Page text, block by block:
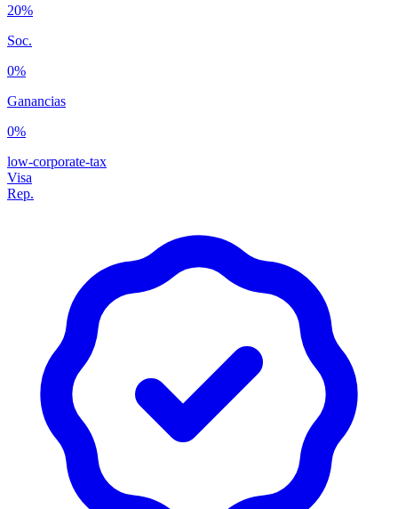
20%
Soc.
0%
Ganancias
0%
low-corporate-tax
Visa
Rep.